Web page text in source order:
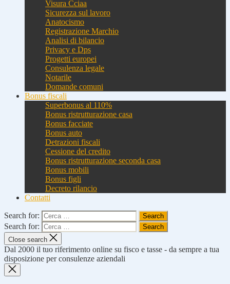
Visura Cciaa
Sicurezza sul lavoro
Anatocismo
Registrazione Marchio
Analisi di bilancio
Privacy e Dps
Progetti europei
Consulenza legale
Notarile
Domande comuni
Bonus fiscali
Superbonus al 110%
Bonus ristrutturazione casa
Bonus facciate
Bonus auto
Detrazioni fiscali
Cessione del credito
Bonus ristrutturazione seconda casa
Bonus mobili
Bonus figli
Decreto rilancio
Contatti
Search for:
Search for:
Close search
Dal 2000 il tuo riferimento online su fisco e tasse - da sempre a tua
disposizione per consulenze aziendali